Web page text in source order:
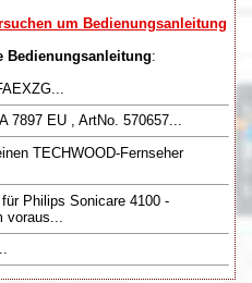
um Bedienungsanleitung
Bedienungsanleitung:
7897 EU , ArtNo. 570657...
TECHWOOD-Fernseher
Philips Sonicare 4100 -